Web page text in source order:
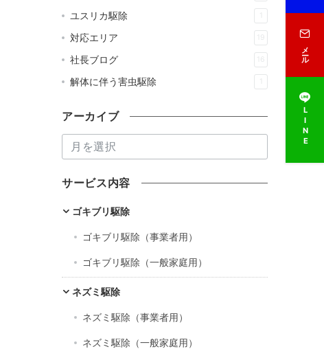
ユスリカ駆除
対応エリア 19
社長ブログ 16
解体に伴う害虫駆除
アーカイブ
ー
カ
イ
ブ
サービス内容
ゴキブリ駆除
ゴキブリ駆除（事業者用）
ゴキブリ駆除（一般家庭用）
ネズミ駆除
ネズミ駆除（事業者用）
ネズミ駆除（一般家庭用）
メール
LINE